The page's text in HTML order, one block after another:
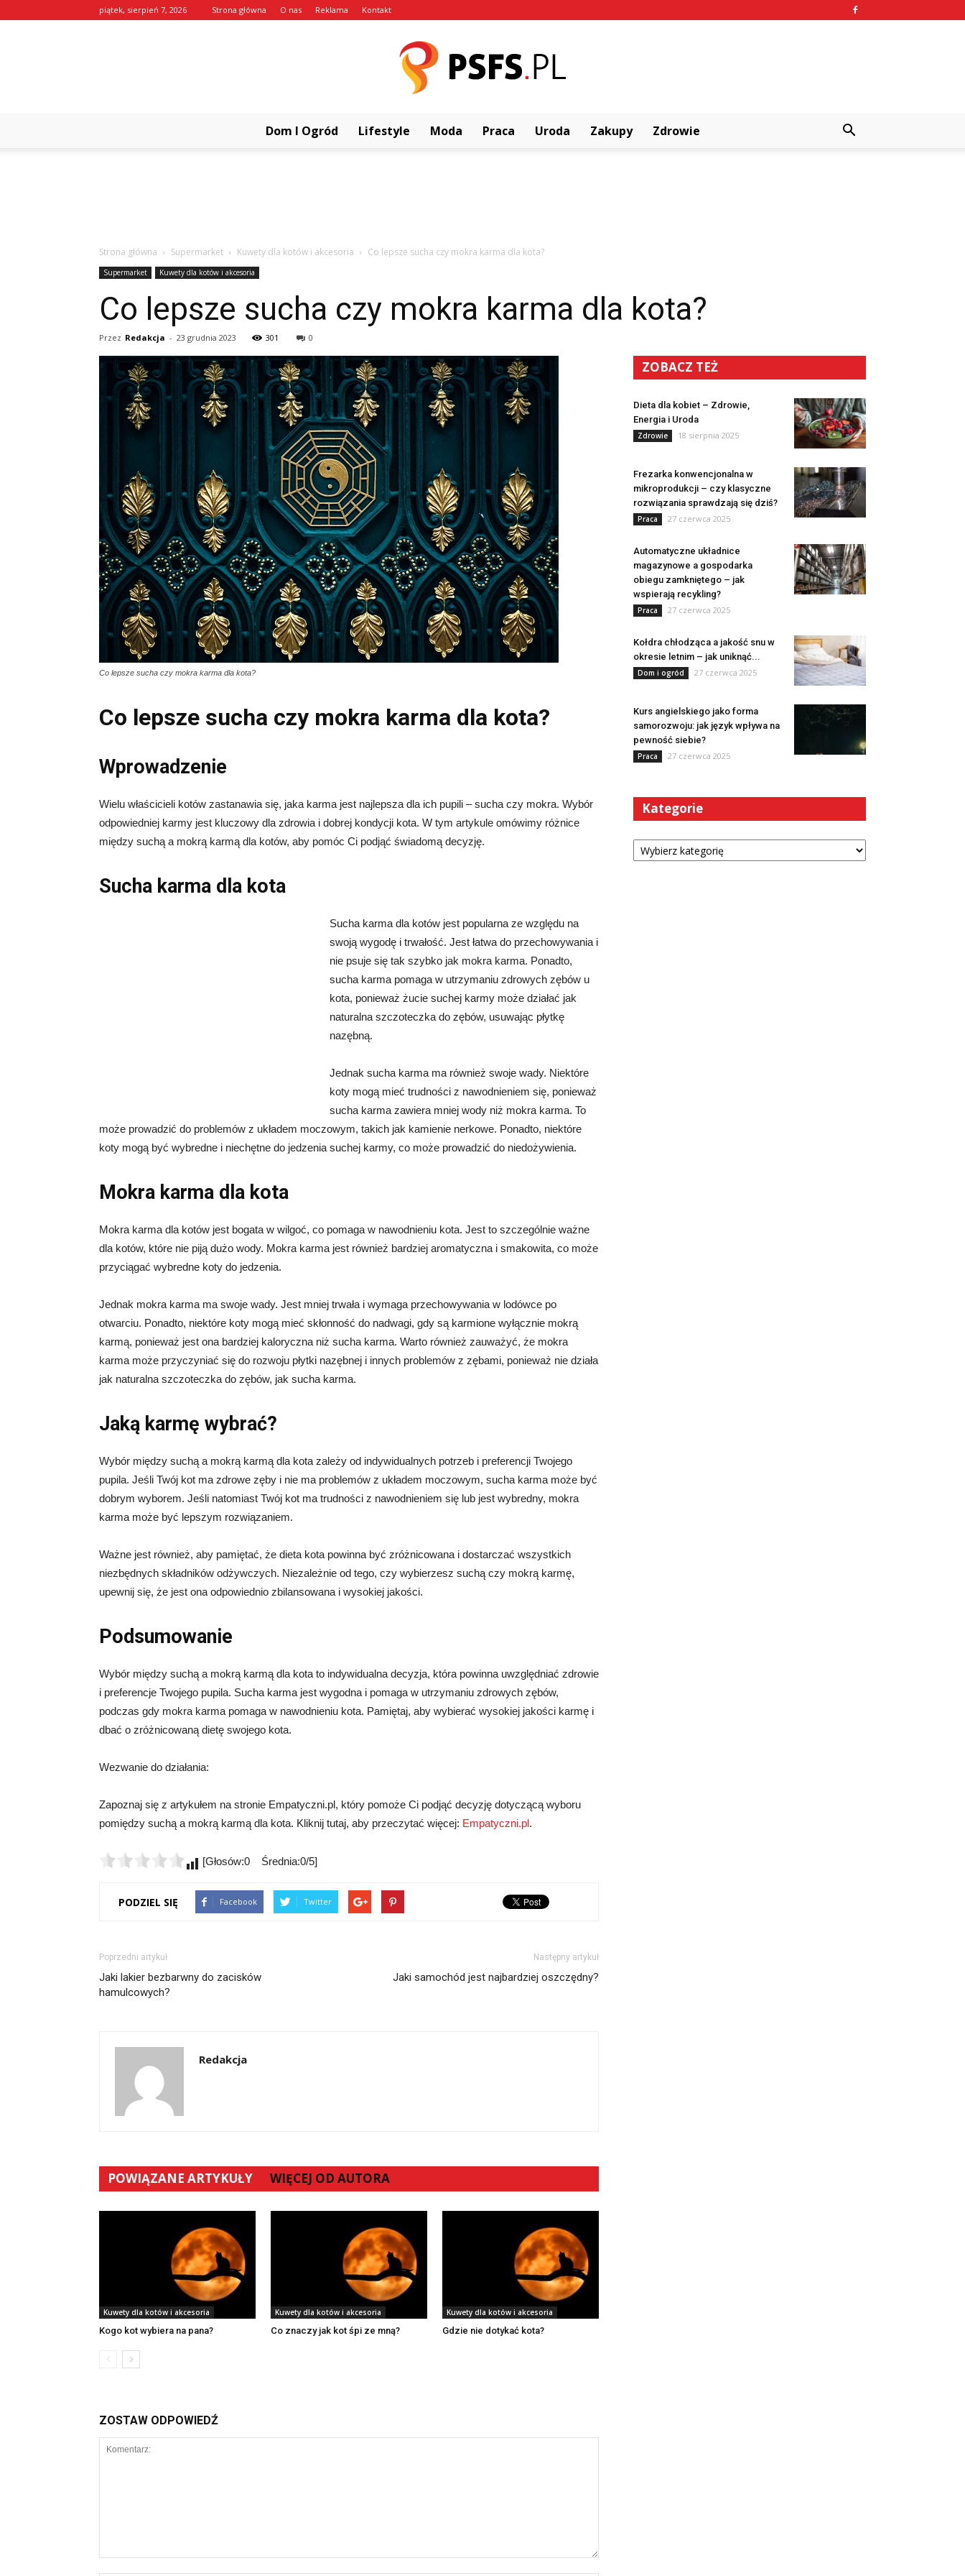
piątek, sierpień 7, 2026 Strona główna O nas Reklama Kontakt
Dom I Ogród Lifestyle Moda Praca Uroda Zakupy Zdrowie
Strona główna Supermarket Kuwety dla kotów i akcesoria Co lepsze sucha czy mokra karma dla kota?
Supermarket Kuwety dla kotów i akcesoria
Co lepsze sucha czy mokra karma dla kota?
Przez Redakcja - 23 grudnia 2023 301 0
Co lepsze sucha czy mokra karma dla kota?
Co lepsze sucha czy mokra karma dla kota?
Wprowadzenie
Wielu właścicieli kotów zastanawia się, jaka karma jest najlepsza dla ich pupili – sucha czy mokra. Wybór
odpowiedniej karmy jest kluczowy dla zdrowia i dobrej kondycji kota. W tym artykule omówimy różnice
między suchą a mokrą karmą dla kotów, aby pomóc Ci podjąć świadomą decyzję.
Sucha karma dla kota
Sucha karma dla kotów jest popularna ze względu na
swoją wygodę i trwałość. Jest łatwa do przechowywania i
nie psuje się tak szybko jak mokra karma. Ponadto,
sucha karma pomaga w utrzymaniu zdrowych zębów u
kota, ponieważ żucie suchej karmy może działać jak
naturalna szczoteczka do zębów, usuwając płytkę
nazębną.
Jednak sucha karma ma również swoje wady. Niektóre
koty mogą mieć trudności z nawodnieniem się, ponieważ
sucha karma zawiera mniej wody niż mokra karma. To
może prowadzić do problemów z układem moczowym, takich jak kamienie nerkowe. Ponadto, niektóre
koty mogą być wybredne i niechętne do jedzenia suchej karmy, co może prowadzić do niedożywienia.
Mokra karma dla kota
Mokra karma dla kotów jest bogata w wilgoć, co pomaga w nawodnieniu kota. Jest to szczególnie ważne
dla kotów, które nie piją dużo wody. Mokra karma jest również bardziej aromatyczna i smakowita, co może
przyciągać wybredne koty do jedzenia.
Jednak mokra karma ma swoje wady. Jest mniej trwała i wymaga przechowywania w lodówce po
otwarciu. Ponadto, niektóre koty mogą mieć skłonność do nadwagi, gdy są karmione wyłącznie mokrą
karmą, ponieważ jest ona bardziej kaloryczna niż sucha karma. Warto również zauważyć, że mokra
karma może przyczyniać się do rozwoju płytki nazębnej i innych problemów z zębami, ponieważ nie działa
jak naturalna szczoteczka do zębów, jak sucha karma.
Jaką karmę wybrać?
Wybór między suchą a mokrą karmą dla kota zależy od indywidualnych potrzeb i preferencji Twojego
pupila. Jeśli Twój kot ma zdrowe zęby i nie ma problemów z układem moczowym, sucha karma może być
dobrym wyborem. Jeśli natomiast Twój kot ma trudności z nawodnieniem się lub jest wybredny, mokra
karma może być lepszym rozwiązaniem.
Ważne jest również, aby pamiętać, że dieta kota powinna być zróżnicowana i dostarczać wszystkich
niezbędnych składników odżywczych. Niezależnie od tego, czy wybierzesz suchą czy mokrą karmę,
upewnij się, że jest ona odpowiednio zbilansowana i wysokiej jakości.
Podsumowanie
Wybór między suchą a mokrą karmą dla kota to indywidualna decyzja, która powinna uwzględniać zdrowie
i preferencje Twojego pupila. Sucha karma jest wygodna i pomaga w utrzymaniu zdrowych zębów,
podczas gdy mokra karma pomaga w nawodnieniu kota. Pamiętaj, aby wybierać wysokiej jakości karmę i
dbać o zróżnicowaną dietę swojego kota.
Wezwanie do działania:
Zapoznaj się z artykułem na stronie Empatyczni.pl, który pomoże Ci podjąć decyzję dotyczącą wyboru
pomiędzy suchą a mokrą karmą dla kota. Kliknij tutaj, aby przeczytać więcej: Empatyczni.pl.
[Głosów:0 Średnia:0/5]
PODZIEL SIĘ Facebook Twitter
Poprzedni artykuł
Jaki lakier bezbarwny do zacisków
hamulcowych?
Następny artykuł
Jaki samochód jest najbardziej oszczędny?
Redakcja
POWIĄZANE ARTYKUŁY WIĘCEJ OD AUTORA
Kuwety dla kotów i akcesoria
Kogo kot wybiera na pana?
Kuwety dla kotów i akcesoria
Co znaczy jak kot śpi ze mną?
Kuwety dla kotów i akcesoria
Gdzie nie dotykać kota?
ZOSTAW ODPOWIEDŹ
ZOBACZ TEŻ
Dieta dla kobiet – Zdrowie,
Energia i Uroda
Zdrowie 18 sierpnia 2025
Frezarka konwencjonalna w
mikroprodukcji – czy klasyczne
rozwiązania sprawdzają się dziś?
Praca 27 czerwca 2025
Automatyczne układnice
magazynowe a gospodarka
obiegu zamkniętego – jak
wspierają recykling?
Praca 27 czerwca 2025
Kołdra chłodząca a jakość snu w
okresie letnim – jak uniknąć...
Dom i ogród 27 czerwca 2025
Kurs angielskiego jako forma
samorozwoju: jak język wpływa na
pewność siebie?
Praca 27 czerwca 2025
Kategorie
Kategorie